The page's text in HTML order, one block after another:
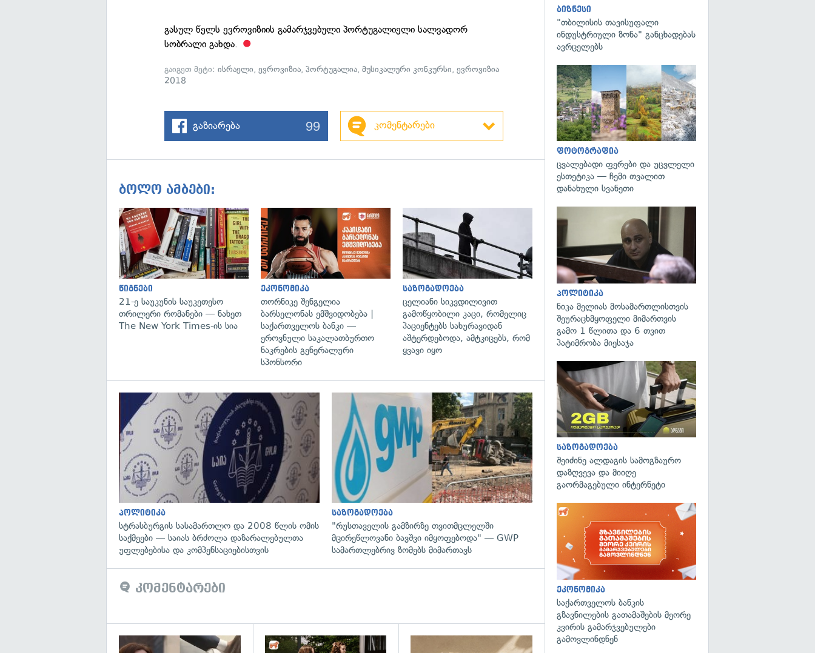
გასულ წელს ევროვიზიის გამარჯვებული პორტუგალიელი სალვადორ
სობრალი გახდა.
გაიგეთ მეტი:ისრაელი,ევროვიზია,პორტუგალია,მუსიკალური კონკურსი,ევროვიზია
2018
გაზიარება 99 კომენტარები
ბოლო ამბები:
გადახედვა
წიგნები
21-ე საუკუნის საუკეთესო
თრილერი რომანები — ნახეთ
The New York Times-ის სია
ეკონომიკა
თორნიკე შენგელია
ბარსელონას ემშვიდობება |
საქართველოს ბანკი —
ეროვნული საკალათბურთო
ნაკრების გენერალური
სპონსორი
გადახედვა
საზოგადოება
ცელიანი სიკვდილივით
გამოწყობილი კაცი, რომელიც
პაციენტებს სახურავიდან
აშტერდებოდა, ამტკიცებს, რომ
ყვავი იყო
გადახედვა
პოლიტიკა
სტრასბურგის სასამართლო და 2008 წლის ომის
საქმეები — საიას ბრძოლა დაზარალებულთა
უფლებებისა და კომპენსაციებისთვის
გადახედვა
საზოგადოება
"რუსთაველის გამზირზე თვითმცლელში
მცირეწლოვანი ბავშვი იმყოფებოდა" — GWP
სამართლებრივ ზომებს მიმართავს
კომენტარები
გადახედვა
ბიზნესი
"თბილისის თავისუფალი
ინდუსტრიული ზონა" განცხადებას
ავრცელებს
ფოტოგრაფია
ცვალებადი ფერები და უცვლელი
ესთეტიკა — ჩემი თვალით
დანახული სვანეთი
პოლიტიკა
ნიკა მელიას მოსამართლისთვის
შეურაცხმყოფელი მიმართვის
გამო 1 წლითა და 6 თვით
პატიმრობა მიესაჯა
საზოგადოება
შეიძინე ალდაგის სამოგზაურო
დაზღვევა და მიიღე
გაორმაგებული ინტერნეტი
ეკონომიკა
საქართველოს ბანკის
გზავნილების გათამაშების მეორე
კვირის გამარჯვებულები
გამოვლინდნენ